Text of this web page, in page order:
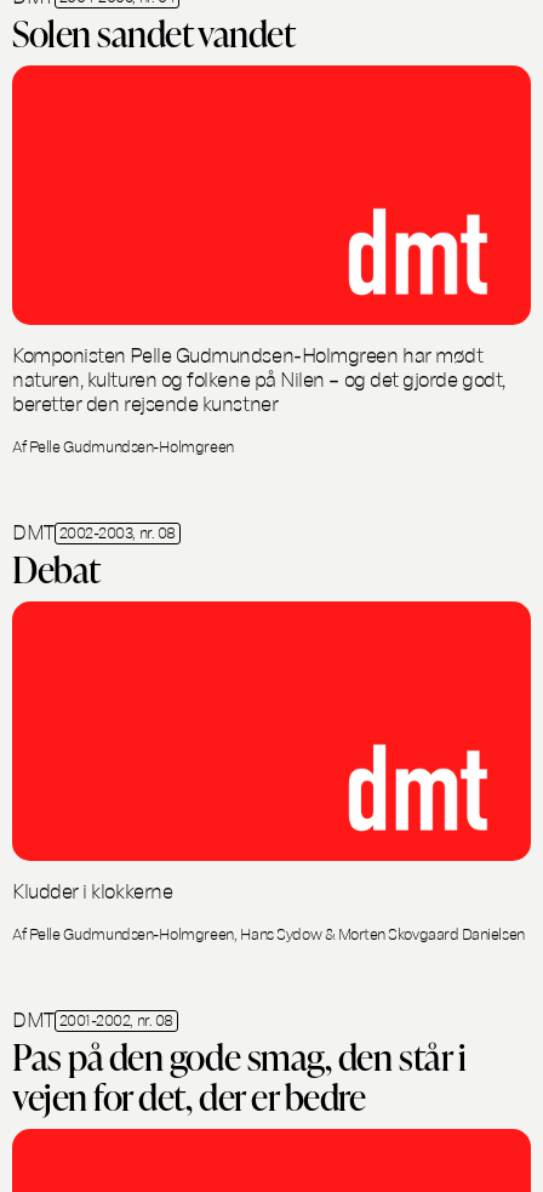
Solen sandet vandet
Komponisten Pelle Gudmundsen-Holmgreen har mødt
naturen, kulturen og folkene på Nilen – og det gjorde godt,
beretter den rejsende kunstner
Af Pelle Gudmundsen-Holmgreen
DMT 2002-2003, nr. 08
Debat
Kludder i klokkerne
Af Pelle Gudmundsen-Holmgreen, Hans Sydow & Morten Skovgaard Danielsen
DMT 2001-2002, nr. 08
Pas på den gode smag, den står i
vejen for det, der er bedre